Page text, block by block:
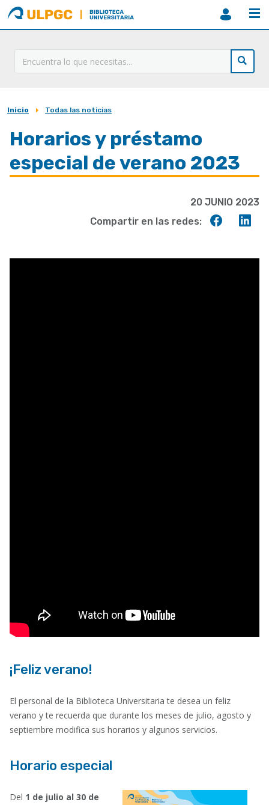
ULPGC
Biblioteca
ULPGC
Sobrescribir
enlaces
ayuda
Inicio Todas las noticias
Horarios y préstamo
especial de verano 2023
20 JUNIO 2023
Compartir en las redes:
¡Feliz verano!
El personal de la Biblioteca Universitaria te desea un feliz
verano y te recuerda que durante los meses de julio, agosto y
septiembre modifica sus horarios y algunos servicios.
Horario especial
Del 1 de julio al 30 de